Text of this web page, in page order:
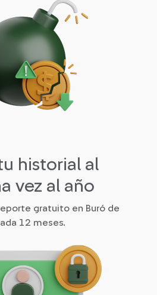
historial al
vez al año
gratuito en Buró de
12 meses.